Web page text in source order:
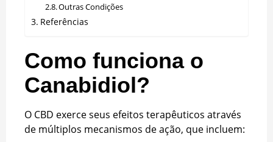
Outras Condições
Referências
Como funciona o
Canabidiol?
O CBD exerce seus efeitos terapêuticos através
de múltiplos mecanismos de ação, que incluem: